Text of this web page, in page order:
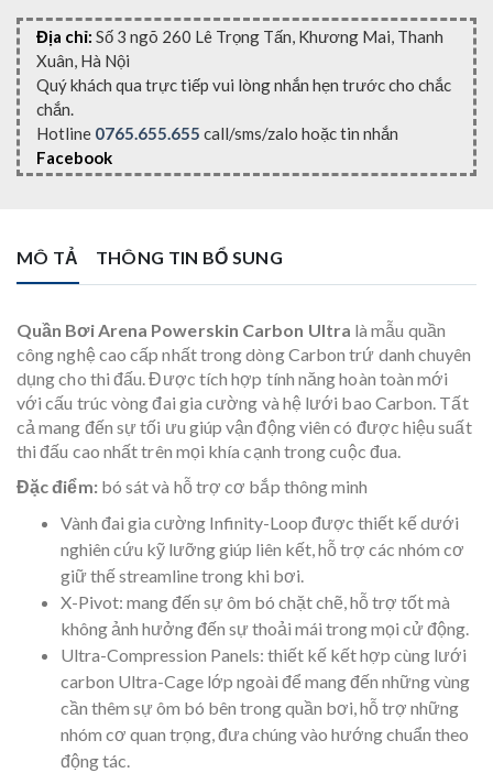
Địa chỉ: Số 3 ngõ 260 Lê Trọng Tấn, Khương Mai, Thanh
Xuân, Hà Nội
Quý khách qua trực tiếp vui lòng nhắn hẹn trước cho chắc
chắn.
Hotline 0765.655.655 call/sms/zalo hoặc tin nhắn
Facebook
MÔ TẢ THÔNG TIN BỔ SUNG
Quần Bơi Arena Powerskin Carbon Ultra là mẫu quần
công nghệ cao cấp nhất trong dòng Carbon trứ danh chuyên
dụng cho thi đấu. Được tích hợp tính năng hoàn toàn mới
với cấu trúc vòng đai gia cường và hệ lưới bao Carbon. Tất
cả mang đến sự tối ưu giúp vận động viên có được hiệu suất
thi đấu cao nhất trên mọi khía cạnh trong cuộc đua.
Đặc điểm: bó sát và hỗ trợ cơ bắp thông minh
Vành đai gia cường Infinity-Loop được thiết kế dưới
nghiên cứu kỹ lưỡng giúp liên kết, hỗ trợ các nhóm cơ
giữ thế streamline trong khi bơi.
X-Pivot: mang đến sự ôm bó chặt chẽ, hỗ trợ tốt mà
không ảnh hưởng đến sự thoải mái trong mọi cử động.
Ultra-Compression Panels: thiết kế kết hợp cùng lưới
carbon Ultra-Cage lớp ngoài để mang đến những vùng
cần thêm sự ôm bó bên trong quần bơi, hỗ trợ những
nhóm cơ quan trọng, đưa chúng vào hướng chuẩn theo
động tác.